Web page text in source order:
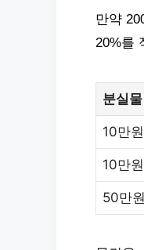
만약
20%를
분실
10만
10만
50만